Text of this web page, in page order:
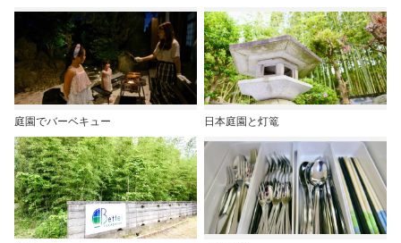
庭園でバーベキュー 日本庭園と灯篭